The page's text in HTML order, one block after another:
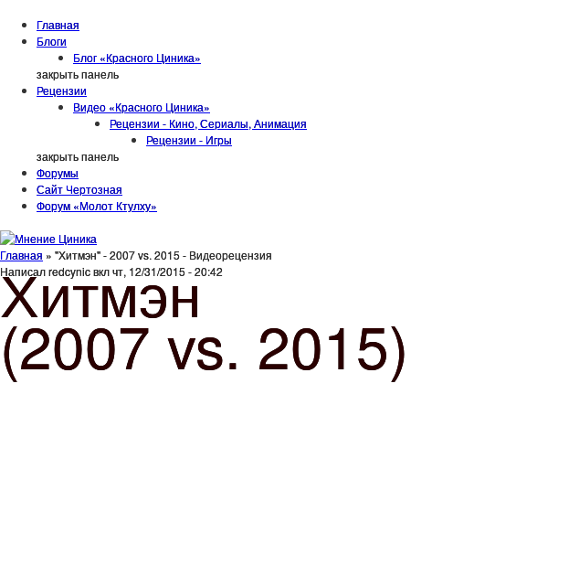
Главная
Блоги
Блог «Красного Циника»
закрыть панель
Рецензии
Видео «Красного Циника»
Рецензии - Кино, Сериалы, Анимация
Рецензии - Игры
закрыть панель
Форумы
Сайт Чертозная
Форум «Молот Ктулху»
Вы здесь
Главная » "Хитмэн" - 2007 vs. 2015 - Видеорецензия
Написалredcynicвклчт, 12/31/2015 - 20:42
Хитмэн
(2007 vs. 2015)